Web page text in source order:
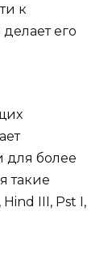
к
его
более
такие
III, Pst I,